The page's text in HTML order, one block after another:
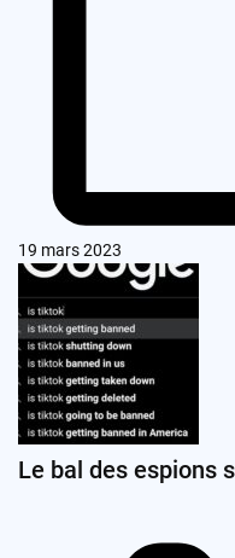
19 mars 2023
Le bal des espions